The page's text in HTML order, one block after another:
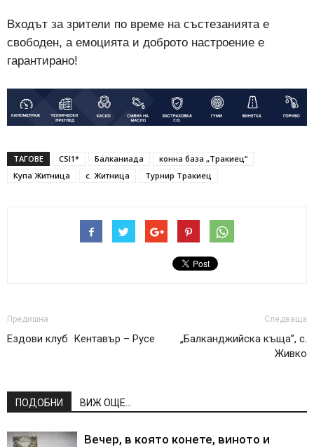
Входът за зрители по време на състезанията е
свободен, а емоцията и доброто настроение е
гарантирано!
ТАГОВЕ CSI1* Балканиада
конна база „Тракиец“
Купа Житница
с. Житница Турнир Тракиец
Предишна
Ездови клуб Кентавър – Русе
Следваща
„Балканджийска къща”, с.
Живко
ПОДОБНИ ВИЖ ОЩЕ...
Вечер, в която конете, виното и